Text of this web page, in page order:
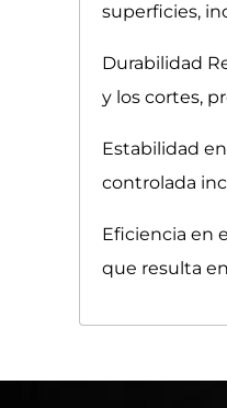
superficies,
Durabilidad
y los cortes,
Estabilidad
controlada
Eficiencia en
que resulta